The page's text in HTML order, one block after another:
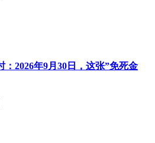
：2026年9月30日，这张”免死金